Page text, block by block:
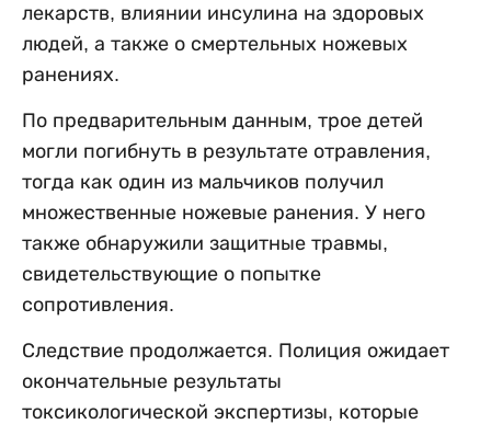
лекарств, влиянии инсулина на здоровых
людей, а также о смертельных ножевых
ранениях.
По предварительным данным, трое детей
могли погибнуть в результате отравления,
тогда как один из мальчиков получил
множественные ножевые ранения. У него
также обнаружили защитные травмы,
свидетельствующие о попытке
сопротивления.
Следствие продолжается. Полиция ожидает
окончательные результаты
токсикологической экспертизы, которые